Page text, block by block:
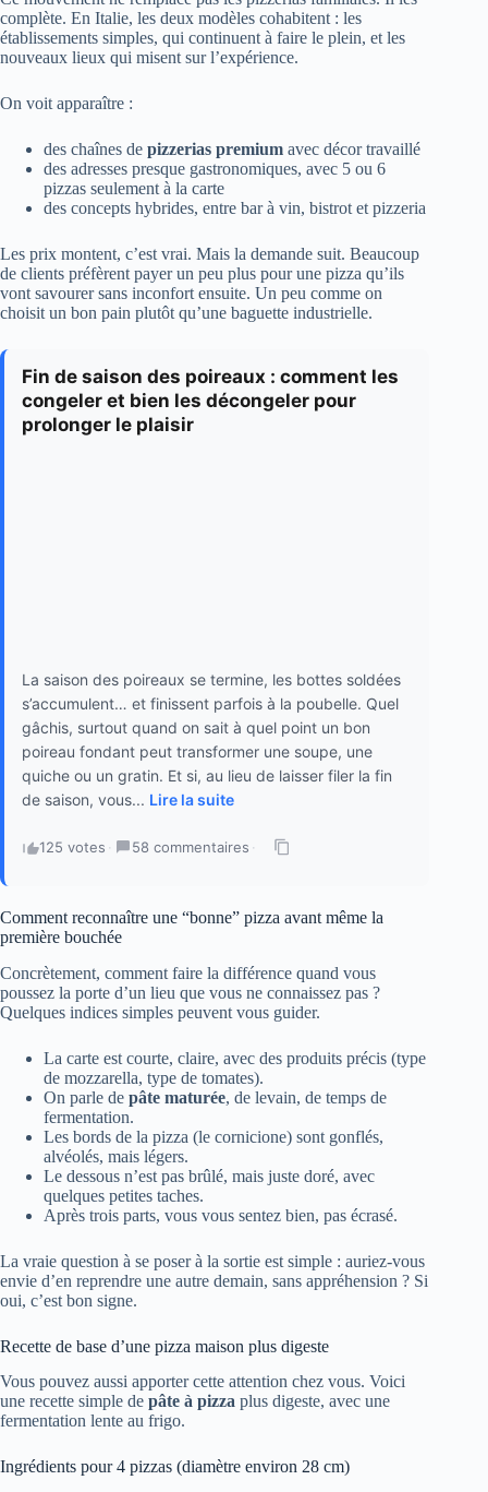
complète. En Italie, les deux modèles cohabitent : les
établissements simples, qui continuent à faire le plein, et les
nouveaux lieux qui misent sur l’expérience.
On voit apparaître :
des chaînes de pizzerias premium avec décor travaillé
des adresses presque gastronomiques, avec 5 ou 6
pizzas seulement à la carte
des concepts hybrides, entre bar à vin, bistrot et pizzeria
Les prix montent, c’est vrai. Mais la demande suit. Beaucoup
de clients préfèrent payer un peu plus pour une pizza qu’ils
vont savourer sans inconfort ensuite. Un peu comme on
choisit un bon pain plutôt qu’une baguette industrielle.
Fin de saison des poireaux : comment les
congeler et bien les décongeler pour
prolonger le plaisir
La saison des poireaux se termine, les bottes soldées
s’accumulent… et finissent parfois à la poubelle. Quel
gâchis, surtout quand on sait à quel point un bon
poireau fondant peut transformer une soupe, une
quiche ou un gratin. Et si, au lieu de laisser filer la fin
de saison, vous... Lire la suite
125 votes · 58 commentaires ·
Comment reconnaître une “bonne” pizza avant même la
première bouchée
Concrètement, comment faire la différence quand vous
poussez la porte d’un lieu que vous ne connaissez pas ?
Quelques indices simples peuvent vous guider.
La carte est courte, claire, avec des produits précis (type
de mozzarella, type de tomates).
On parle de pâte maturée, de levain, de temps de
fermentation.
Les bords de la pizza (le cornicione) sont gonflés,
alvéolés, mais légers.
Le dessous n’est pas brûlé, mais juste doré, avec
quelques petites taches.
Après trois parts, vous vous sentez bien, pas écrasé.
La vraie question à se poser à la sortie est simple : auriez-vous
envie d’en reprendre une autre demain, sans appréhension ? Si
oui, c’est bon signe.
Recette de base d’une pizza maison plus digeste
Vous pouvez aussi apporter cette attention chez vous. Voici
une recette simple de pâte à pizza plus digeste, avec une
fermentation lente au frigo.
Ingrédients pour 4 pizzas (diamètre environ 28 cm)